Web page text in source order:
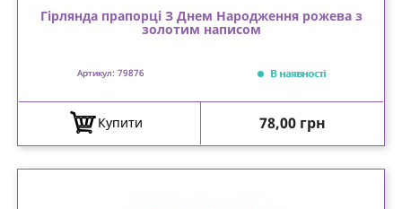
Гірлянда прапорці З Днем Народження рожева з
золотим написом
Артикул: 79876 В наявності
Купити Ціна
78,00 грн